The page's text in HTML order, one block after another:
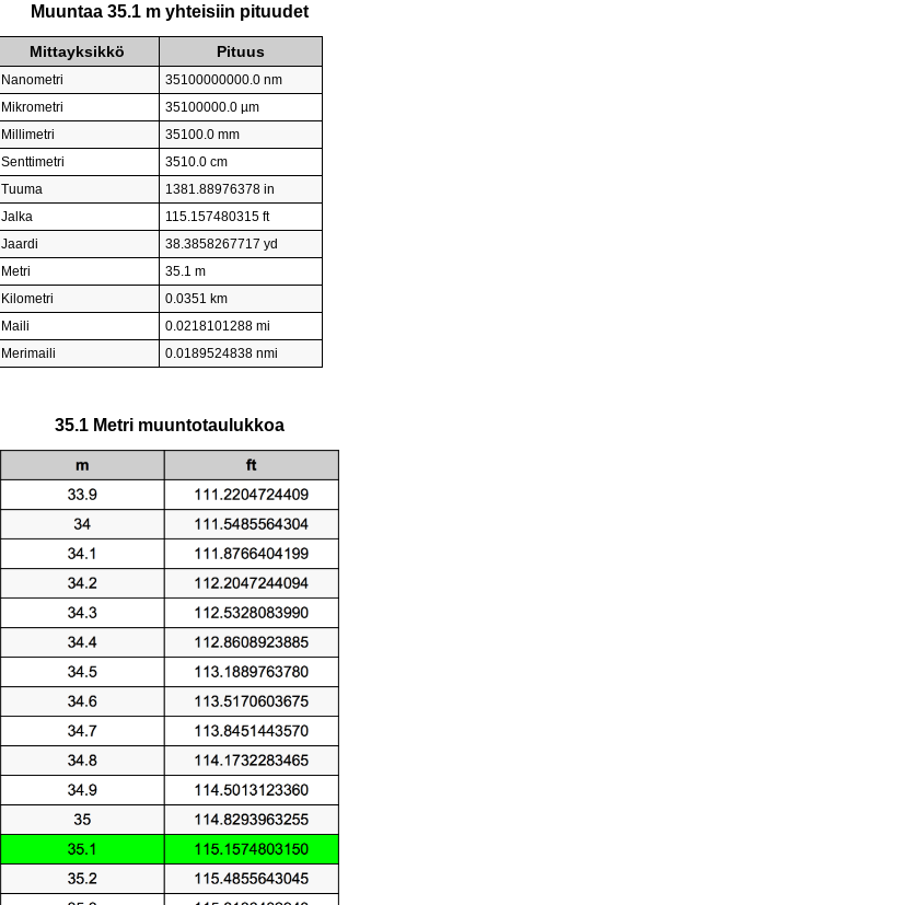
Muuntaa 35.1 m yhteisiin pituudet
Mittayksikkö Pituus
Nanometri
35100000000.0 nm
Mikrometri
35100000.0 µm
Millimetri
35100.0 mm
Senttimetri
3510.0 cm
Tuuma
1381.88976378 in
Jalka
115.157480315 ft
Jaardi
38.3858267717 yd
Metri
35.1 m
Kilometri
0.0351 km
Maili
0.0218101288 mi
Merimaili
0.0189524838 nmi
35.1 Metri muuntotaulukkoa